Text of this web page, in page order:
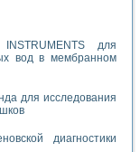
для
вод в мембранном
для исследования
диагностики